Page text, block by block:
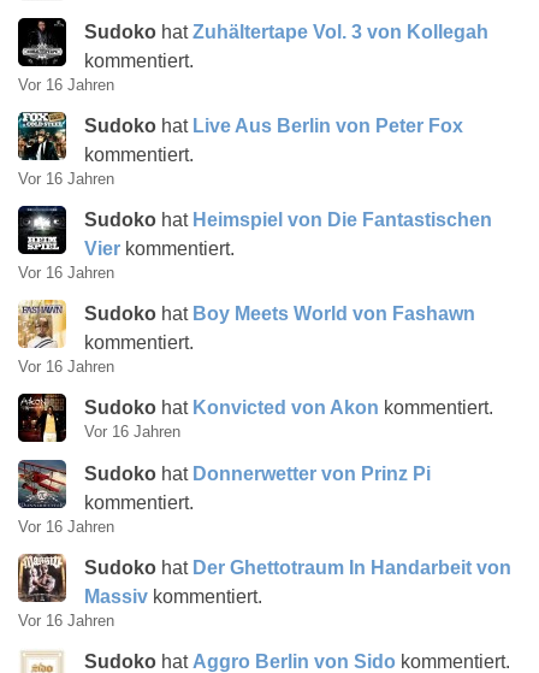
Sudoko hatZuhältertape Vol. 3 von Kollegah
kommentiert.
Vor 16 Jahren
Sudoko hat Live Aus Berlin von Peter Fox
kommentiert.
Vor 16 Jahren
Sudoko hat Heimspiel von Die Fantastischen
Vier kommentiert.
Vor 16 Jahren
Sudoko hat Boy Meets World von Fashawn
kommentiert.
Vor 16 Jahren
Sudoko hat Konvicted von Akon kommentiert.
Vor 16 Jahren
Sudoko hat Donnerwetter von Prinz Pi
kommentiert.
Vor 16 Jahren
Sudoko hat Der Ghettotraum In Handarbeit von
Massiv kommentiert.
Vor 16 Jahren
Sudoko hat Aggro Berlin von Sido kommentiert.